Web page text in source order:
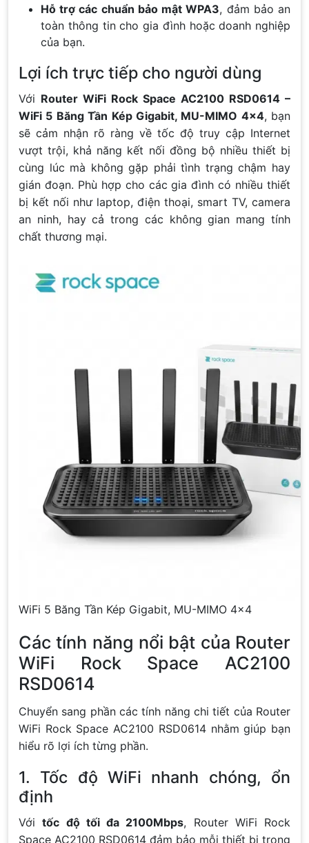
Hỗ trợ các chuẩn bảo mật WPA3, đảm bảo an
toàn thông tin cho gia đình hoặc doanh nghiệp
của bạn.
Lợi ích trực tiếp cho người dùng
Với Router WiFi Rock Space AC2100 RSD0614 –
WiFi 5 Băng Tần Kép Gigabit, MU-MIMO 4×4, bạn
sẽ cảm nhận rõ ràng về tốc độ truy cập Internet
vượt trội, khả năng kết nối đồng bộ nhiều thiết bị
cùng lúc mà không gặp phải tình trạng chậm hay
gián đoạn. Phù hợp cho các gia đình có nhiều thiết
bị kết nối như laptop, điện thoại, smart TV, camera
an ninh, hay cả trong các không gian mang tính
chất thương mại.
WiFi 5 Băng Tần Kép Gigabit, MU-MIMO 4×4
Các tính năng nổi bật của Router
WiFi Rock Space AC2100
RSD0614
Chuyển sang phần các tính năng chi tiết của Router
WiFi Rock Space AC2100 RSD0614 nhằm giúp bạn
hiểu rõ lợi ích từng phần.
1. Tốc độ WiFi nhanh chóng, ổn
định
Vớitốc độ tối đa 2100Mbps, Router WiFi Rock
Space AC2100 RSD0614 đảm bảo mỗi thiết bị trong